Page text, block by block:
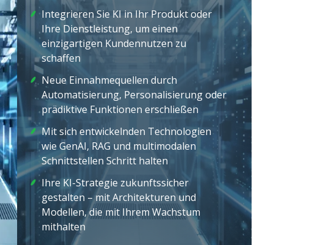
Integrieren Sie KI in Ihr Produkt oder
Ihre Dienstleistung, um einen
einzigartigen Kundennutzen zu
schaffen
Neue Einnahmequellen durch
Automatisierung, Personalisierung oder
prädiktive Funktionen erschließen
Mit sich entwickelnden Technologien
wie GenAI, RAG und multimodalen
Schnittstellen Schritt halten
Ihre KI-Strategie zukunftssicher
gestalten – mit Architekturen und
Modellen, die mit Ihrem Wachstum
mithalten